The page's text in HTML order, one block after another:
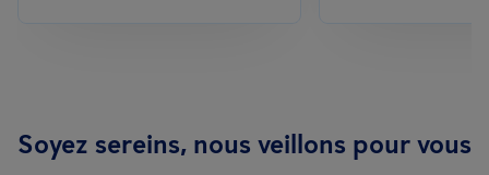
Soyez sereins, nous veillons pour vous